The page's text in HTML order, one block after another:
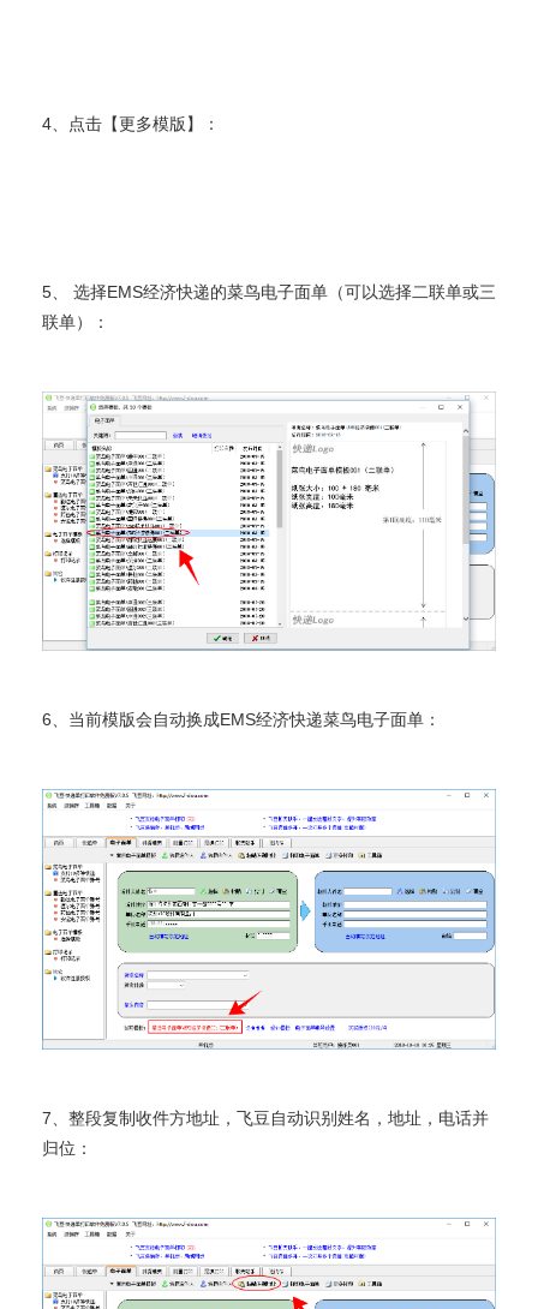
4、点击【更多模版】：
5、 选择EMS经济快递的菜鸟电子面单（可以选择二联单或三
联单）：
6、当前模版会自动换成EMS经济快递菜鸟电子面单：
7、整段复制收件方地址，飞豆自动识别姓名，地址，电话并
归位：